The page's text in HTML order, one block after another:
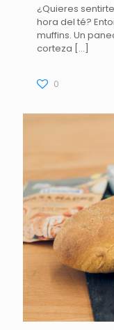
¿Quieres
hora del té?
muffins. Un
corteza […]
0